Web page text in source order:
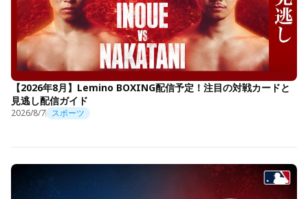
【2026年8月】Lemino BOXING配信予定！注目の対戦カードと
見逃し配信ガイド
2026/8/7 スポーツ